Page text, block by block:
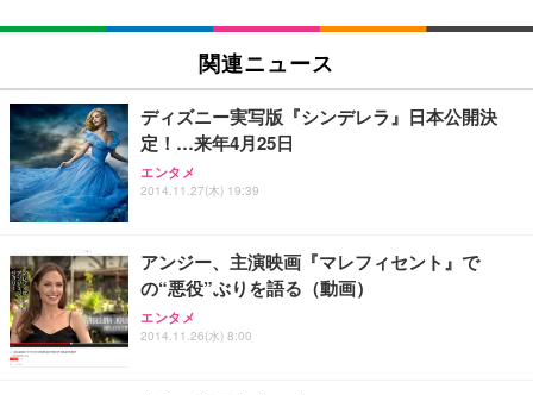
関連ニュース
ディズニー実写版『シンデレラ』日本公開決
定！…来年4月25日
エンタメ
2014.11.27(木) 19:39
アンジー、主演映画『マレフィセント』で
の“悪役”ぶりを語る（動画）
エンタメ
2014.11.26(水) 8:00